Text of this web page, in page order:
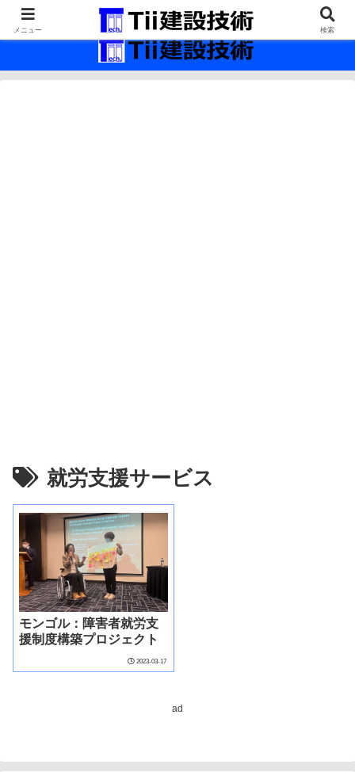
最新の建設技術の情報インフラ。
就労支援サービス
モンゴル：障害者就労支
援制度構築プロジェクト
2023-03-17
ad
メニュー 検索